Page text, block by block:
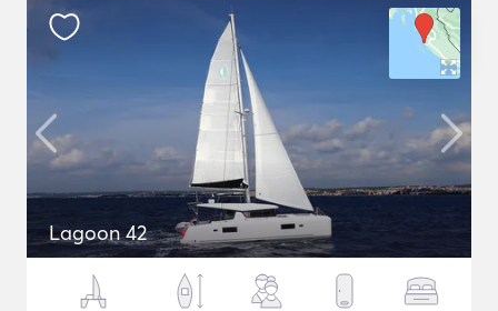
Lagoon 42